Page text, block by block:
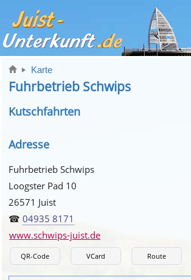
Karte
Fuhrbetrieb Schwips
Kutschfahrten
Adresse
Fuhrbetrieb Schwips
Loogster Pad 10
26571 Juist
☎04935 8171
www.schwips-juist.de
QR-Code VCard Route